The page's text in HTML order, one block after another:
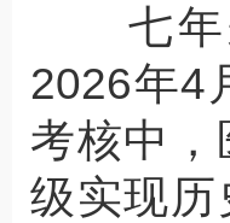
七年来
2026年4
考核中
级实现